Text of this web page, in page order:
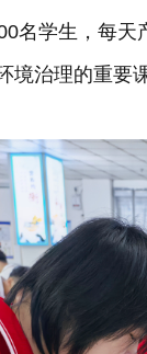
名学生，每天
境治理的重要